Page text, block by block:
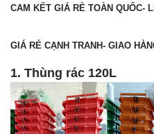
CAM KẾT GIÁ RẺ TOÀN QUỐC-
GIÁ RẺ CẠNH TRANH- GIAO
1. Thùng rác 120L